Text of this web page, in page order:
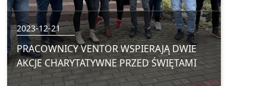
2023-12-21
PRACOWNICY VENTOR WSPIERAJĄ DWIE
AKCJE CHARYTATYWNE PRZED ŚWIĘTAMI